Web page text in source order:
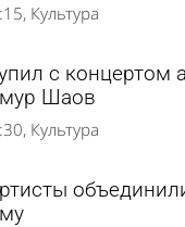
Культура
с концертом
Шаов
Культура